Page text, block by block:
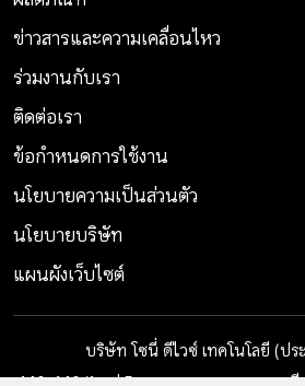
ข่าวสารและความเคลื่อนไหว
ร่วมงานกับเรา
ติดต่อเรา
ข้อกำหนดการใช้งาน
นโยบายความเป็นส่วนตัว
นโยบายบริษัท
แผนผังเว็บไซต์
บริษัท โซนี่ ดีไวซ์ เทคโนโลยี (ปร
140, 140/1 หมู่ 5 สวนอุตสาหกรรมบางกะ